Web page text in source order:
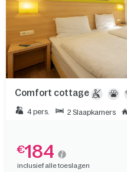
Comfort cottage
4 pers. 2 Slaapkamers
€184
inclusief alle toeslagen